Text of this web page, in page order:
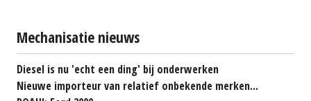
Mechanisatie nieuws
Diesel is nu 'echt een ding' bij onderwerken
Nieuwe importeur van relatief onbekende merken...